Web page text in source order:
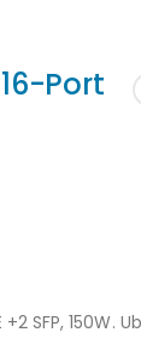
Port
SFP, 150W.